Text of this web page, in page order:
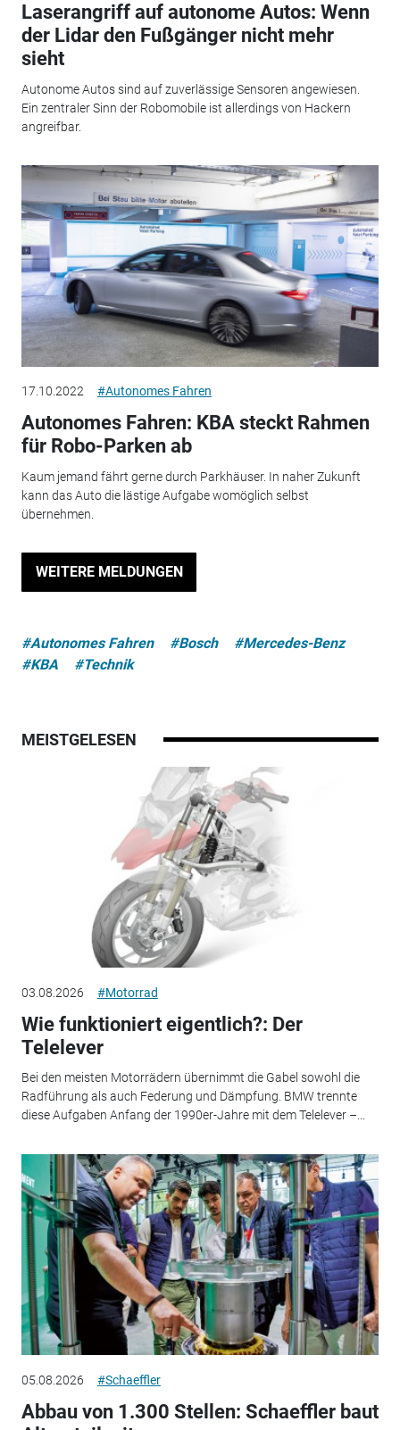
Laserangriff auf autonome Autos: Wenn
der Lidar den Fußgänger nicht mehr
sieht
Autonome Autos sind auf zuverlässige Sensoren angewiesen.
Ein zentraler Sinn der Robomobile ist allerdings von Hackern
angreifbar.
17.10.2022 #Autonomes Fahren
Autonomes Fahren: KBA steckt Rahmen
für Robo-Parken ab
Kaum jemand fährt gerne durch Parkhäuser. In naher Zukunft
kann das Auto die lästige Aufgabe womöglich selbst
übernehmen.
WEITERE MELDUNGEN
#Autonomes Fahren #Bosch
#Mercedes-Benz
#KBA
#Technik
MEISTGELESEN
03.08.2026 #Motorrad
Wie funktioniert eigentlich?: Der
Telelever
Bei den meisten Motorrädern übernimmt die Gabel sowohl die
Radführung als auch Federung und Dämpfung. BMW trennte
diese Aufgaben Anfang der 1990er-Jahre mit dem Telelever –...
05.08.2026 #Schaeffler
Abbau von 1.300 Stellen: Schaeffler baut